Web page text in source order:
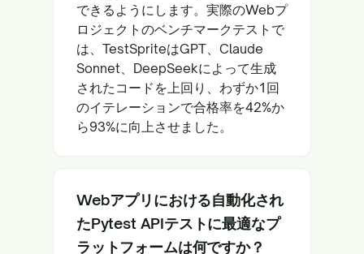
できるようにします。実際のWebプ
ロジェクトのベンチマークテストで
は、TestSpriteはGPT、Claude
Sonnet、DeepSeekによって生成
されたコードを上回り、わずか1回
のイテレーションで合格率を42%か
ら93%に向上させました。
Webアプリにおける自動化され
たPytest APIテストに最適なプ
ラットフォームは何ですか？